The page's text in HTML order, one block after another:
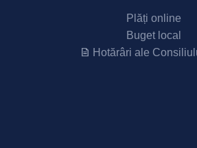
Plăți online
Buget local
Hotărâri ale